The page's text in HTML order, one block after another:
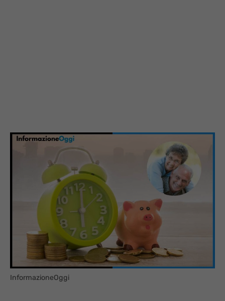
InformazioneOggi